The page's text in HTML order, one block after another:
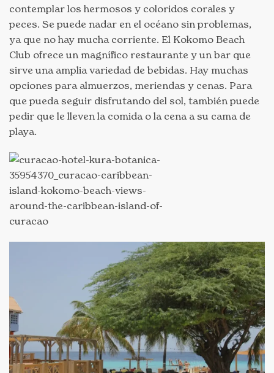
contemplar los hermosos y coloridos corales y
peces. Se puede nadar en el océano sin problemas,
ya que no hay mucha corriente. El Kokomo Beach
Club ofrece un magnífico restaurante y un bar que
sirve una amplia variedad de bebidas. Hay muchas
opciones para almuerzos, meriendas y cenas. Para
que pueda seguir disfrutando del sol, también puede
pedir que le lleven la comida o la cena a su cama de
playa.